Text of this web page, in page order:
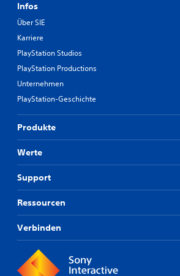
Infos
Über SIE
Karriere
PlayStation Studios
PlayStation Productions
Unternehmen
PlayStation-Geschichte
Produkte
Werte
Support
Ressourcen
Verbinden